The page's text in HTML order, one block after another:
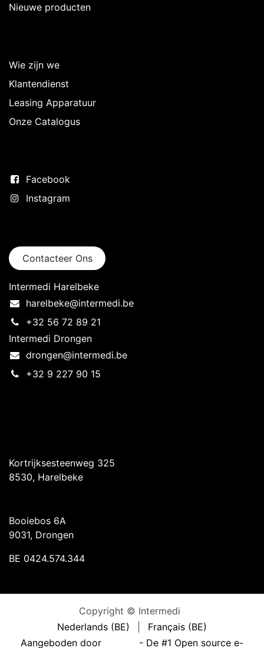
Nieuwe producten
Wie zijn we
Klantendienst
Leasing Apparatuur
Onze Catalogus
Facebook
Instagram
Contacteer Ons
Intermedi Harelbeke
harelbeke@intermedi.be
+32 56 72 89 21
Intermedi Drongen
drongen@intermedi.be
+32 9 227 90 15
Kortrijksesteenweg 325
8530, Harelbeke
Booiebos 6A
9031, Drongen
BE 0424.574.344
Copyright © Intermedi
Nederlands (BE)
Français (BE)
Aangeboden door
- De #1 Open source e-